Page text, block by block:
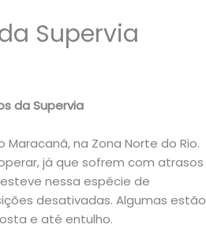
Supervia
da Supervia
na Zona Norte do Rio.
já que sofrem com atrasos
nessa espécie de
desativadas. Algumas estão
e até entulho.